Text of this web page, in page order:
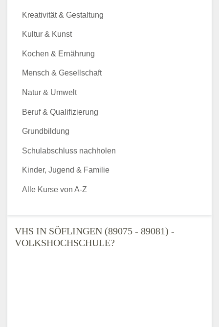
VHS IN SÖFLINGEN (89075 - 89081) -
VOLKSHOCHSCHULE?
Kreativität & Gestaltung
Kultur & Kunst
Kochen & Ernährung
Mensch & Gesellschaft
Natur & Umwelt
Beruf & Qualifizierung
Grundbildung
Schulabschluss nachholen
Kinder, Jugend & Familie
Alle Kurse von A-Z